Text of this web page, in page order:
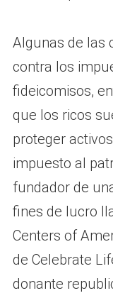
Algunas de las
contra los
fideicomisos,
que los ricos
proteger
impuesto al
fundador de
fines de lucro
Centers of
de Celebrate
donante